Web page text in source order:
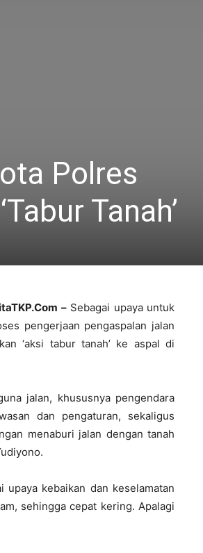
Polres
Tanah’
–Sebagai upaya untuk
pengerjaan pengaspalan jalan
‘aksi tabur tanah’ ke aspal di
jalan, khususnya pengendara
dan pengaturan, sekaligus
menaburi jalan dengan tanah
kebaikan dan keselamatan
sehingga cepat kering. Apalagi